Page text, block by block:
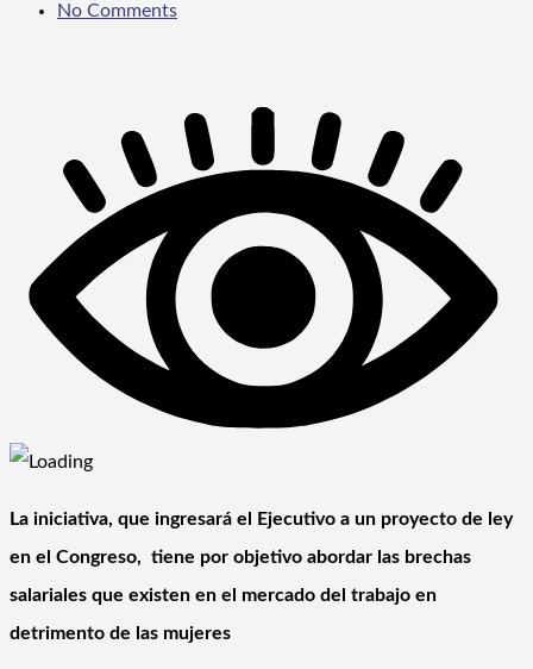
No Comments
La iniciativa, que ingresará el Ejecutivo a un proyecto de ley
en el Congreso, tiene por objetivo abordar las brechas
salariales que existen en el mercado del trabajo en
detrimento de las mujeres